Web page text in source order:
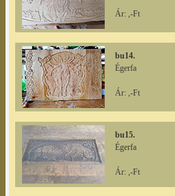
Ár: ,-Ft
bu14.
Égerfa
Ár: ,-Ft
bu15.
Égerfa
Ár: ,-Ft